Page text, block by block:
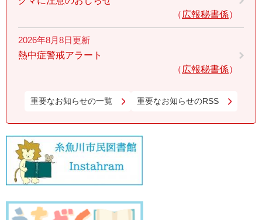
広報秘書係
2026年8月8日更新
熱中症警戒アラート
広報秘書係
重要なお知らせの一覧 重要なお知らせのRSS